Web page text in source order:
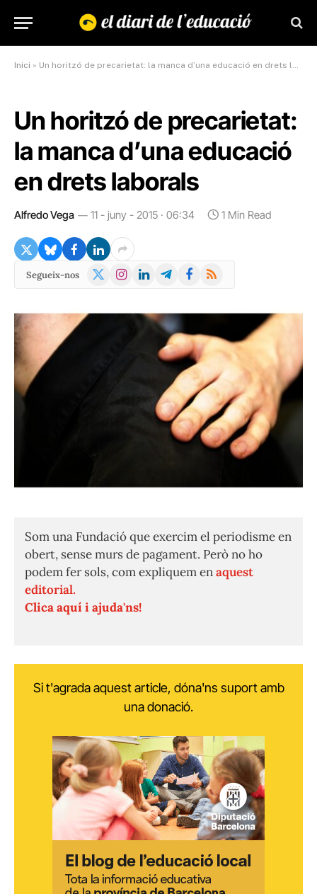
Inici » Un horitzó de precarietat: la manca d’una educació en drets laborals
Un horitzó de precarietat:
la manca d’una educació
en drets laborals
Alfredo Vega 11 - juny - 2015 · 06:34 1 Min Read
Segueix-nos
X
Instagram
LinkedInTelegramFacebook
RSS
Som una Fundació que exercim el periodisme en
obert, sense murs de pagament. Però no ho
podem fer sols, com expliquem enaquest
editorial.
Clica aquí i ajuda'ns!
Si t'agrada aquest article, dóna'ns suport amb
una donació.